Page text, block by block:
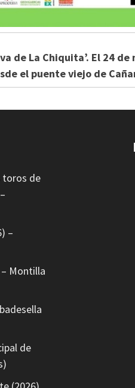
de La Chiquita’. El 24
el puente viejo de
toros de
–
– Montilla
de